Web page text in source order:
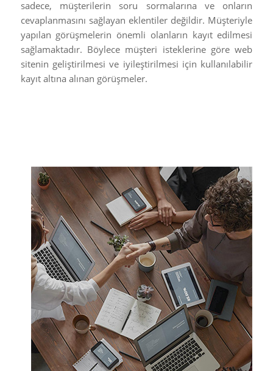
sadece, müşterilerin soru sormalarına ve onların
cevaplanmasını sağlayan eklentiler değildir. Müşteriyle
yapılan görüşmelerin önemli olanların kayıt edilmesi
sağlamaktadır. Böylece müşteri isteklerine göre web
sitenin geliştirilmesi ve iyileştirilmesi için kullanılabilir
kayıt altına alınan görüşmeler.